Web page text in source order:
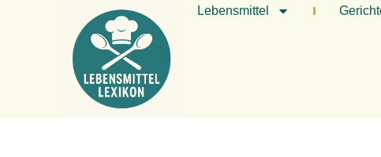
Lebensmittel